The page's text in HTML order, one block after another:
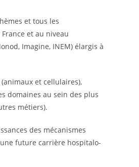
et tous les
et au niveau
Imagine, INEM) élargis à
et cellulaires),
domaines au sein des plus
métiers).
des mécanismes
future carrière hospitalo-